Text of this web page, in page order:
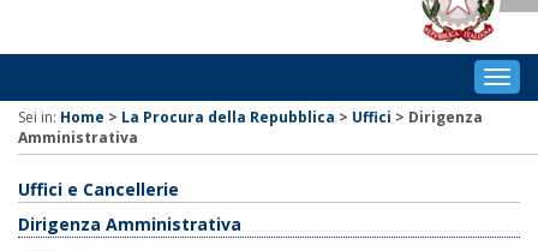
Sei in: Home > La Procura della Repubblica > Uffici > Dirigenza
Amministrativa
Uffici e Cancellerie
Dirigenza Amministrativa